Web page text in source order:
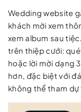
Wedding website
khách mời xem
xem album sau
trên thiệp cưới:
hoặc lời mời dạng
hơn, đặc biệt với
không thể tham